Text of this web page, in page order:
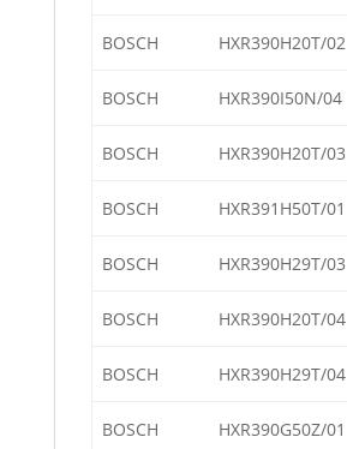
BOSCH HXR390H20T/02
BOSCH HXR390I50N/04
BOSCH HXR390H20T/03
BOSCH HXR391H50T/01
BOSCH HXR390H29T/03
BOSCH HXR390H20T/04
BOSCH HXR390H29T/04
BOSCH HXR390G50Z/01